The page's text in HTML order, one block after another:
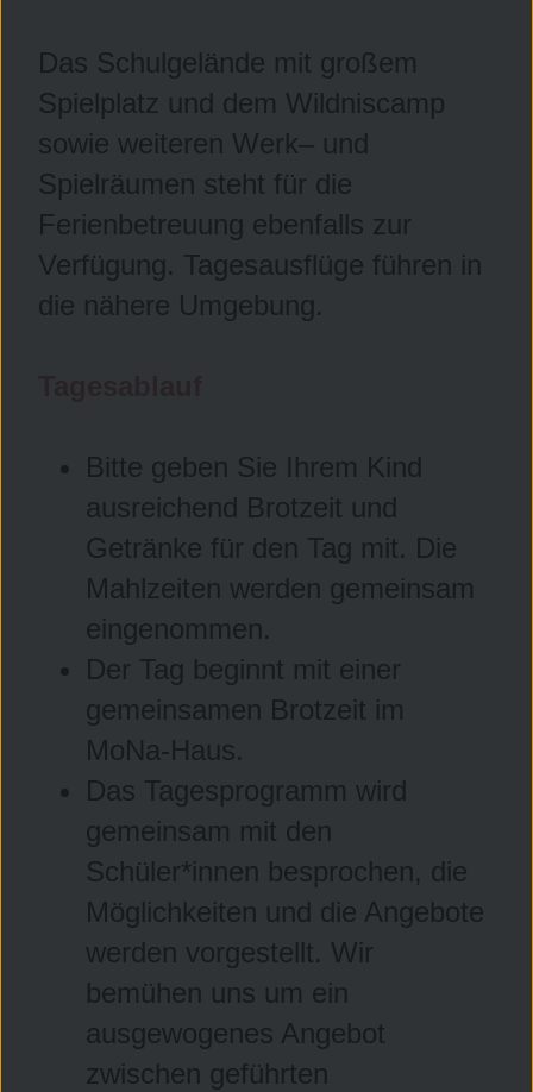
Das Schulgelände mit großem
Spielplatz und dem Wildniscamp
sowie weiteren Werk– und
Spielräumen steht für die
Ferienbetreuung ebenfalls zur
Verfügung. Tagesausflüge führen in
die nähere Umgebung.
Bitte geben Sie Ihrem Kind
ausreichend Brotzeit und
Getränke für den Tag mit. Die
Mahlzeiten werden gemeinsam
eingenommen.
Der Tag beginnt mit einer
gemeinsamen Brotzeit im
MoNa-Haus.
Das Tagesprogramm wird
gemeinsam mit den
Schüler*innen besprochen, die
Möglichkeiten und die Angebote
werden vorgestellt. Wir
bemühen uns um ein
ausgewogenes Angebot
zwischen geführten